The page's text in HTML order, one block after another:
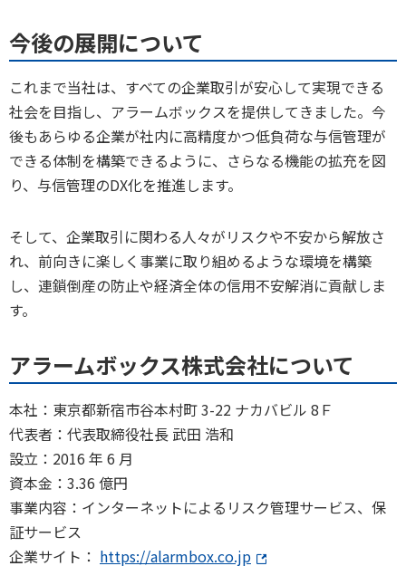
今後の展開について
これまで当社は、すべての企業取引が安心して実現できる
社会を目指し、アラームボックスを提供してきました。今
後もあらゆる企業が社内に高精度かつ低負荷な与信管理が
できる体制を構築できるように、さらなる機能の拡充を図
り、与信管理のDX化を推進します。
そして、企業取引に関わる人々がリスクや不安から解放さ
れ、前向きに楽しく事業に取り組めるような環境を構築
し、連鎖倒産の防止や経済全体の信用不安解消に貢献しま
す。
アラームボックス株式会社について
本社：東京都新宿市谷本村町 3-22 ナカバビル 8Ｆ
代表者：代表取締役社長 武田 浩和
設立：2016 年 6 月
資本金：3.36 億円
事業内容：インターネットによるリスク管理サービス、保
証サービス
企業サイト： https://alarmbox.co.jp